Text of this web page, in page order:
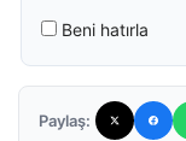
Beni hatırla
Paylaş: